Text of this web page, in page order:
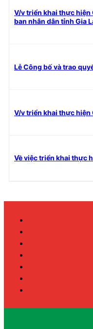
V/v triển khai thực hiện
ban nhân dân tỉnh Gia
Lễ Công bố và trao
V/v triển khai thực hiện
Về việc triển khai thực